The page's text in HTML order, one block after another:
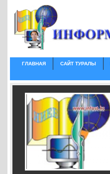
ГЛАВНАЯ САЙТ ТУРАЛЫ